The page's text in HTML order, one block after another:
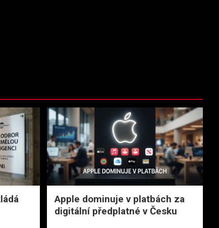
Apple dominuje v platbách za
digitální předplatné v Česku